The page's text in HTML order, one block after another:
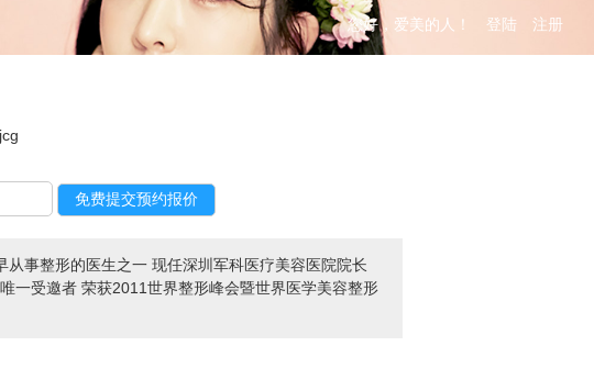
您好，爱美的人！ 登陆 注册
事整形的医生之一 现任深圳军科医疗美容医院院长
一受邀者 荣获2011世界整形峰会暨世界医学美容整形